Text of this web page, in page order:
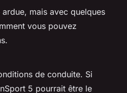
mais avec quelques
vous pouvez
de conduite. Si
5 pourrait être le